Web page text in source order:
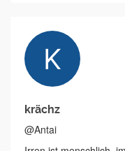
krächz
@Antai